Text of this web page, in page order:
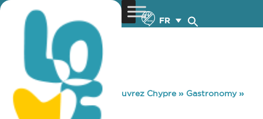
FR
You are here: Home »Découvrez Chypre» Gastronomy»
MARZANO ( LARNAKA )